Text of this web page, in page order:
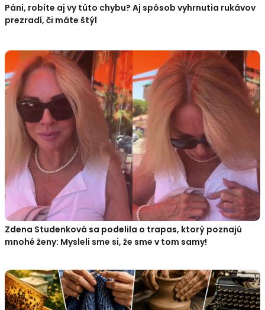
Páni, robíte aj vy túto chybu? Aj spôsob vyhrnutia rukávov
prezradí, či máte štýl
Zdena Studenková sa podelila o trapas, ktorý poznajú
mnohé ženy: Mysleli sme si, že sme v tom samy!